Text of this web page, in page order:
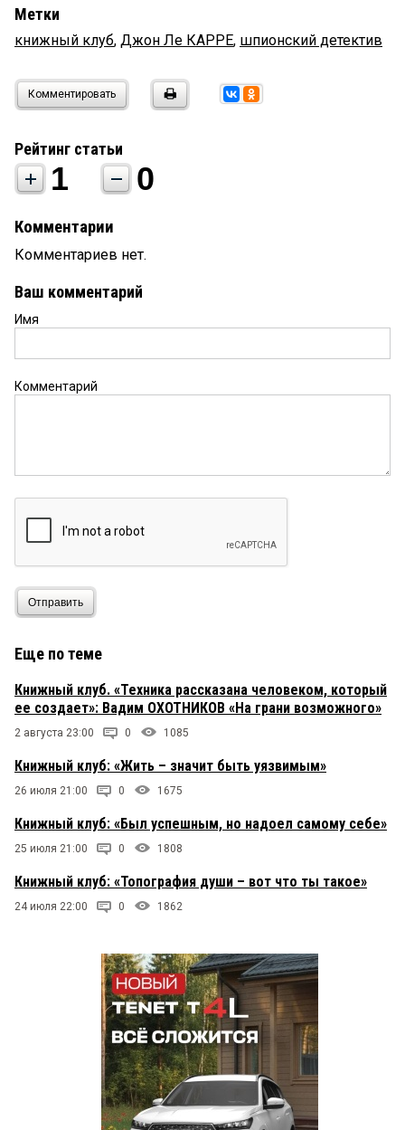
Метки
книжный клуб, Джон Ле КАРРЕ, шпионский детектив
Комментировать
Рейтинг статьи
1 0
Комментарии
Комментариев нет.
Ваш комментарий
Имя
Комментарий
Отправить
Еще по теме
Книжный клуб. «Техника рассказана человеком, который
ее создает»: Вадим ОХОТНИКОВ «На грани возможного»
2 августа 23:00 0 1085
Книжный клуб: «Жить – значит быть уязвимым»
26 июля 21:00 0 1675
Книжный клуб: «Был успешным, но надоел самому себе»
25 июля 21:00 0 1808
Книжный клуб: «Топография души – вот что ты такое»
24 июля 22:00 0 1862